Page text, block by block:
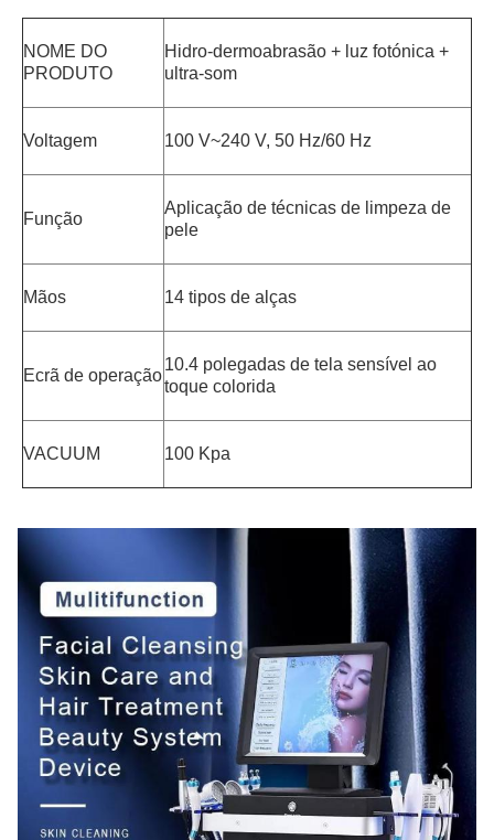
NOME DO
PRODUTO
Hidro-dermoabrasão + luz fotónica +
ultra-som
Voltagem 100 V~240 V, 50 Hz/60 Hz
Função
Aplicação de técnicas de limpeza de
pele
Mãos 14 tipos de alças
Ecrã de operação
10.4 polegadas de tela sensível ao
toque colorida
VACUUM 100 Kpa